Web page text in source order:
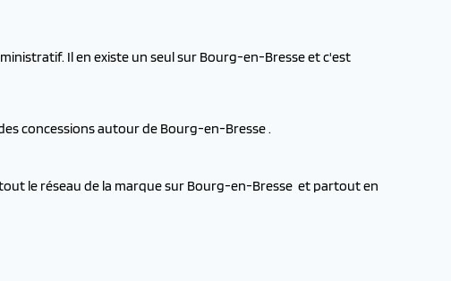
Il en existe un seul sur Bourg-en-Bresse et c'est
concessions autour de Bourg-en-Bresse .
le réseau de la marque sur Bourg-en-Bresse et partout en